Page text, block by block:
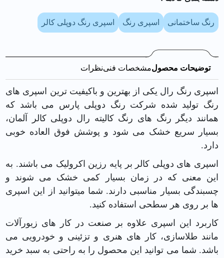
رنگ ساختمانی اسپری رنگ اسپری رنگ دوپلی کالر
توضیحات محصولمشخصات فنینظرات
اسپری رنگ رال یکی از بهترین و باکیفیت ترین اسپری های
رنگ تولید شده شرکت رنگ دوپلی پارس می باشد که
همانند دیگر رنگ های رنگ کالیته رال دوپلی کالر آلمان،
بسیار سریع خشک می شود و پوشش فوق العاده خوبی
دارد.
اسپری های دوپلی کالر بر پایه رزین اکرولیک می باشند. به
این معنی که در زمان بسیار کمی خشک می شوند و
چسبندگی بسیار مناسبی دارند. شما میتوانید از این اسپری
ها بر روی هر سطحی استفاده کنید.
کاربرد این اسپری علاوه بر صنعت در کار های زیورآلات
مانند طلاسازی، کار های هنری و تزئینی و خودرویی می
باشد. شما می توانید این محصول را به راحتی به سبد خرید